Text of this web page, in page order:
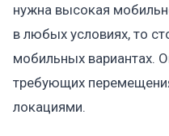
нужна высокая
в любых условиях, то
мобильных вариантах.
требующих
локациями.